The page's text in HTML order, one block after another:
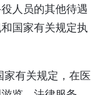
人员的其他待遇
国家有关规定执
有关规定，在医